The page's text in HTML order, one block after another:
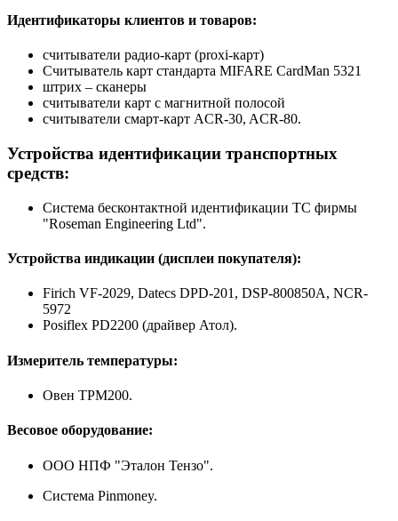
Идентификаторы клиентов и товаров:
считыватели радио-карт (proxi-карт)
Считыватель карт стандарта MIFARE CardMan 5321
штрих – сканеры
считыватели карт с магнитной полосой
считыватели смарт-карт ACR-30, ACR-80.
Устройства идентификации транспортных
средств:
Система бесконтактной идентификации ТС фирмы
"Roseman Engineering Ltd".
Устройства индикации (дисплеи покупателя):
Firich VF-2029, Datecs DPD-201, DSP-800850A, NCR-
5972
Posiflex PD2200 (драйвер Атол).
Измеритель температуры:
Овен ТРМ200.
Весовое оборудование:
ООО НПФ "Эталон Тензо".
Система Pinmoney.